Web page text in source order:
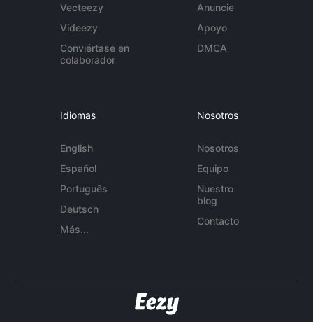
Vecteezy
Videezy
Conviértase en
colaborador
Anuncie
Apoyo
DMCA
Idiomas
English
Español
Português
Deutsch
Más...
Nosotros
Nosotros
Equipo
Nuestro
blog
Contacto